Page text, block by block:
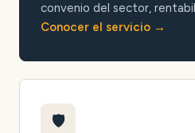
convenio del sector,
Conocer el servicio
🛡️